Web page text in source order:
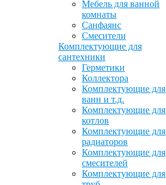
Мебель для ванной
комнаты
Санфаянс
Смесители
Комплектующие для
сантехники
Герметики
Коллектора
Комплектующие для
ванн и т.д.
Комплектующие для
котлов
Комплектующие для
радиаторов
Комплектующие для
смесителей
Комплектующие для